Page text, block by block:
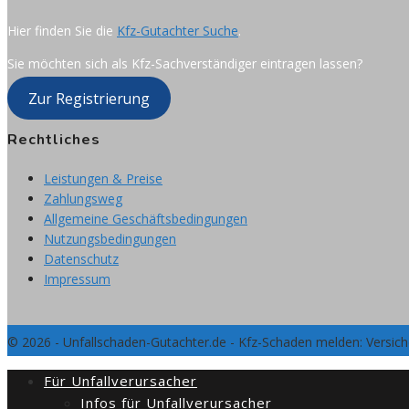
Hier finden Sie die Kfz-Gutachter Suche.
Sie möchten sich als Kfz-Sachverständiger eintragen lassen?
Zur Registrierung
Rechtliches
Leistungen & Preise
Zahlungsweg
Allgemeine Geschäftsbedingungen
Nutzungsbedingungen
Datenschutz
Impressum
© 2026 - Unfallschaden-Gutachter.de - Kfz-Schaden melden:
Für Unfallverursacher
Infos für Unfallverursacher